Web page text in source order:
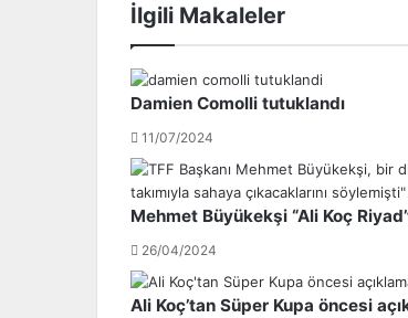
;
Y
ö
n
e
t
i
m
v
e
d
e
r
a
s
y
o
n
İlgili Makaleler
Damien Comolli tutuklandı
11/07/2024
Mehmet Büyükekşi “Ali Koç
26/04/2024
Ali Koç’tan Süper Kupa öncesi